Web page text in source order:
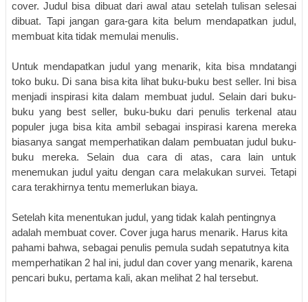
cover. Judul bisa dibuat dari awal atau setelah tulisan selesai
dibuat. Tapi jangan gara-gara kita belum mendapatkan judul,
membuat kita tidak memulai menulis.
Untuk mendapatkan judul yang menarik, kita bisa mndatangi
toko buku. Di sana bisa kita lihat buku-buku best seller. Ini bisa
menjadi inspirasi kita dalam membuat judul. Selain dari buku-
buku yang best seller, buku-buku dari penulis terkenal atau
populer juga bisa kita ambil sebagai inspirasi karena mereka
biasanya sangat memperhatikan dalam pembuatan judul buku-
buku mereka. Selain dua cara di atas, cara lain untuk
menemukan judul yaitu dengan cara melakukan survei. Tetapi
cara terakhirnya tentu memerlukan biaya.
Setelah kita menentukan judul, yang tidak kalah pentingnya
adalah membuat cover. Cover juga harus menarik. Harus kita
pahami bahwa, sebagai penulis pemula sudah sepatutnya kita
memperhatikan 2 hal ini, judul dan cover yang menarik, karena
pencari buku, pertama kali, akan melihat 2 hal tersebut.